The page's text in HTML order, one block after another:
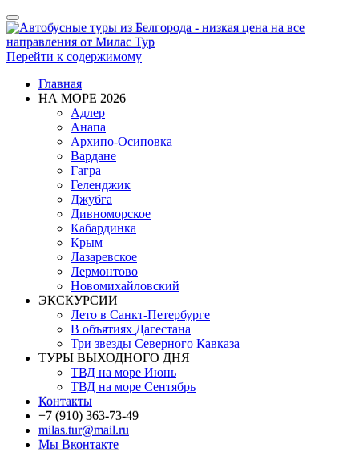
Показать/
Скрыть
навигацию
Перейти к содержимому
Главная
НА МОРЕ 2026
Адлер
Анапа
Архипо-Осиповка
Вардане
Гагра
Геленджик
Джубга
Дивноморское
Кабардинка
Крым
Лазаревское
Лермонтово
Новомихайловский
ЭКСКУРСИИ
Лето в Санкт-Петербурге
В объятиях Дагестана
Три звезды Северного Кавказа
ТУРЫ ВЫХОДНОГО ДНЯ
ТВД на море Июнь
ТВД на море Сентябрь
Контакты
+7 (910) 363-73-49
milas.tur@mail.ru
Мы Вконтакте